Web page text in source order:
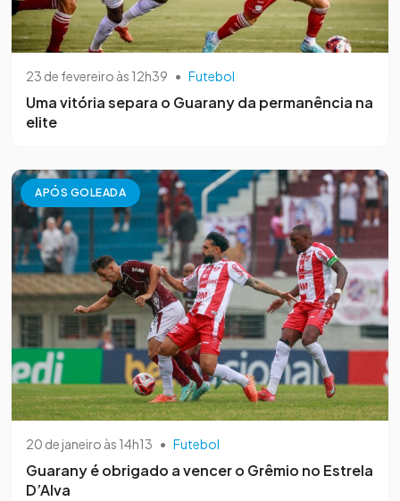
23 de fevereiro às 12h39 • Futebol
Uma vitória separa o Guarany da permanência na
elite
APÓS GOLEADA
20 de janeiro às 14h13 • Futebol
Guarany é obrigado a vencer o Grêmio no Estrela
D’Alva